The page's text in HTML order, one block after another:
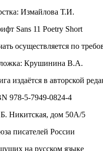
Измайлова Т.И.
Sans 11 Poetry Short
осуществляется по
Крушинина В.А.
издаётся в авторской
978-5-7949-0824-4
Б. Никитская, дом 50А/5
писателей России
на русском языке